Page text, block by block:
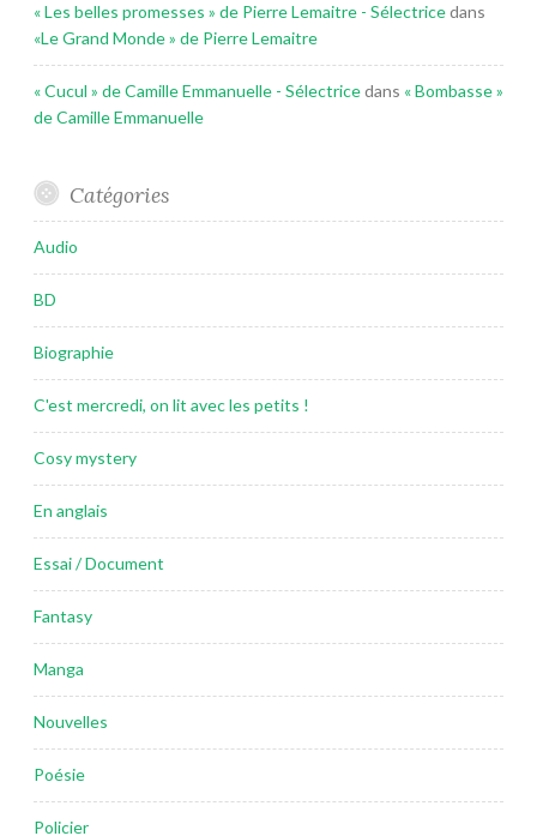
« Les belles promesses » de Pierre Lemaitre - Sélectricedans
«Le Grand Monde » de Pierre Lemaitre
« Cucul » de Camille Emmanuelle - Sélectricedans « Bombasse »
de Camille Emmanuelle
Catégories
Audio
BD
Biographie
C'est mercredi, on lit avec les petits !
Cosy mystery
En anglais
Essai / Document
Fantasy
Manga
Nouvelles
Poésie
Policier